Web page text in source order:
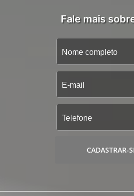
Fale mais
CADASTRAR-